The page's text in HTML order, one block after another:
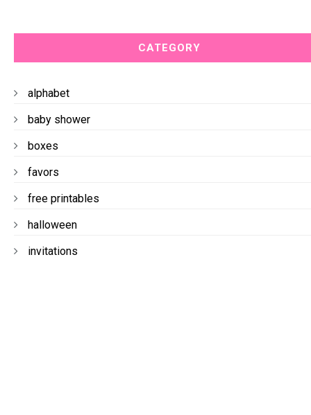
CATEGORY
alphabet
baby shower
boxes
favors
free printables
halloween
invitations